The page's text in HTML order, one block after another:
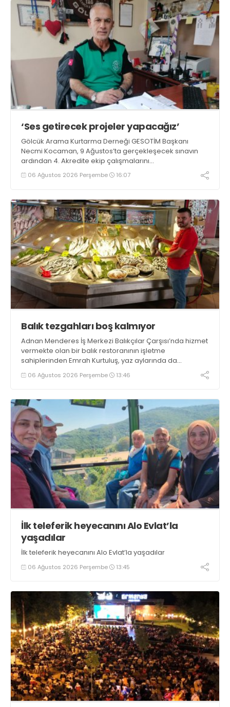
‘Ses getirecek projeler yapacağız’
Gölcük Arama Kurtarma Derneği GESOTİM Başkanı
Necmi Kocaman, 9 Ağustos’ta gerçekleşecek sınavın
ardından 4. Akredite ekip çalışmalarını
tamamlayacaklarını ifade ederek açıklamalarda
bulundu. Kocaman, “Gölcük’te ve Kocaeli genelinde ses
06 Ağustos 2026 Perşembe 16:07
Balık tezgahları boş kalmıyor
Adnan Menderes İş Merkezi Balıkçılar Çarşısı’nda hizmet
vermekte olan bir balık restoranının işletme
sahiplerinden Emrah Kurtuluş, yaz aylarında da
tezgahlarda taze balık bulunduğunu ifade ederek “Yıl
boyunca tezgahlarda taze balık bulmak mümkün
06 Ağustos 2026 Perşembe 13:46
İlk teleferik heyecanını Alo Evlat’la
yaşadılar
İlk teleferik heyecanını Alo Evlat’la yaşadılar
06 Ağustos 2026 Perşembe 13:45